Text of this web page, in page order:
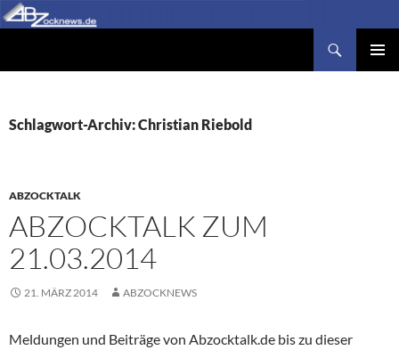
Zum
Inhalt
Schlagwort-Archiv: Christian Riebold
ABZOCKTALK
ABZOCKTALK ZUM
21.03.2014
21. MÄRZ 2014 ABZOCKNEWS
Meldungen und Beiträge von Abzocktalk.de bis zu dieser